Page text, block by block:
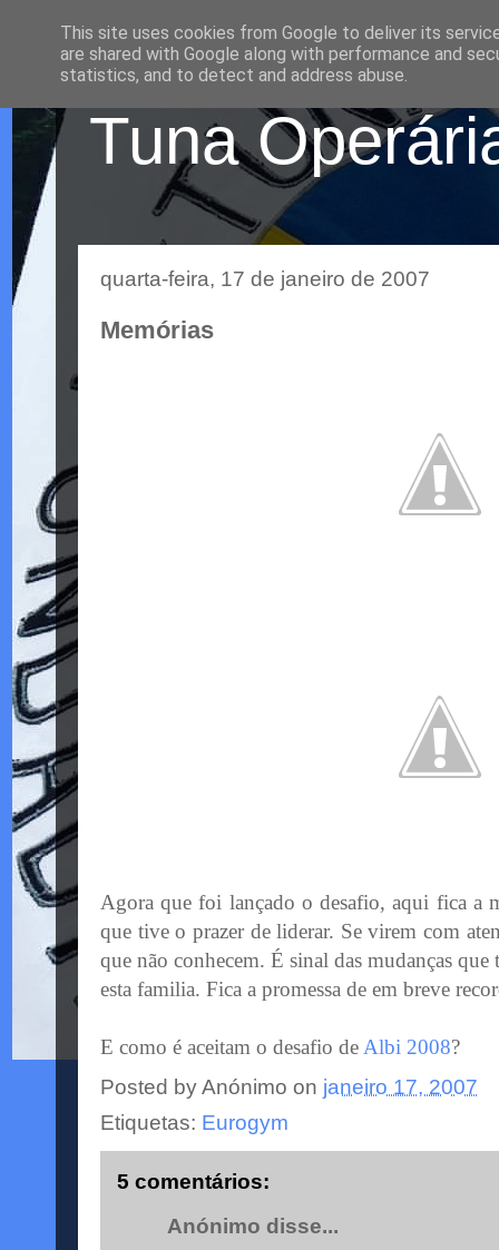
Tuna
quarta-feira, 17 de janeiro de 2007
Memórias
Agora que foi lançado o desafio, aqui fica a
que tive o prazer de liderar. Se virem com
que não conhecem. É sinal das mudanças
esta familia. Fica a promessa de em breve
E como é aceitam o desafio de Albi 2008?
Posted byAnónimo on janeiro 17, 2007
Etiquetas: Eurogym
5 comentários:
Anónimo disse...
This site uses cookies from Google to deliver its
are shared with Google along with performance and
statistics, and to detect and address abuse.